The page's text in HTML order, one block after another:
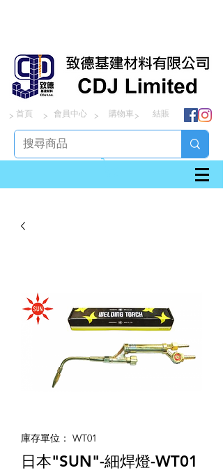
> > > >
首頁 會員中心 購物車 結賬
庫存單位： WT01
日本"SUN"-細焊燈-WT01